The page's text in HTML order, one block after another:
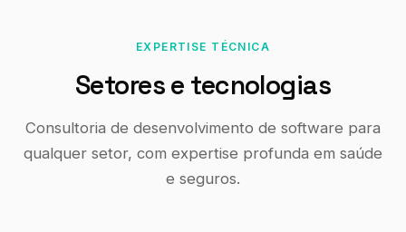
EXPERTISE TÉCNICA
Setores e tecnologias
Consultoria de desenvolvimento de software para
qualquer setor, com expertise profunda em saúde
e seguros.